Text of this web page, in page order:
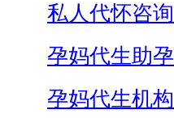
私人代怀咨询
孕妈代生助孕
孕妈代生机构